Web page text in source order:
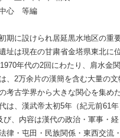
中心 等編
期に設けられ居延黒水地区の重
址は現在の甘粛省金塔県東北に
年代の2回にわたり、肩水金
、2万余片の漢簡を含む大量の文
考古学界から大きな関心を集めた
は、漢武帝太初5年（紀元前61年
び、内容は漢代の政治・軍事・経
律・屯田・民族関係・東西交流